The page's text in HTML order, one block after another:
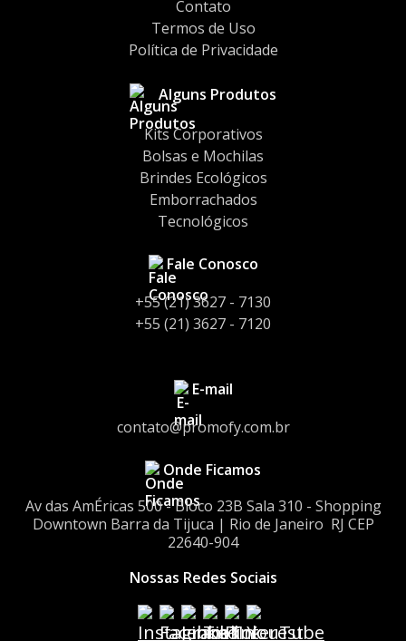
Contato
Termos de Uso
Política de Privacidade
Alguns Produtos
Kits Corporativos
Bolsas e Mochilas
Brindes Ecológicos
Emborrachados
Tecnológicos
Fale Conosco
+55 (21) 3627 - 7130
+55 (21) 3627 - 7120
E-mail
contato@promofy.com.br
Onde Ficamos
Av das AmÉricas 500 - Bloco 23Bㅤㅤ Sala 310 - Shopping
Downtownㅤㅤ Barra da Tijuca | Rio de Janeiro ㅤㅤ RJ CEP
22640-904
Nossas Redes Sociais